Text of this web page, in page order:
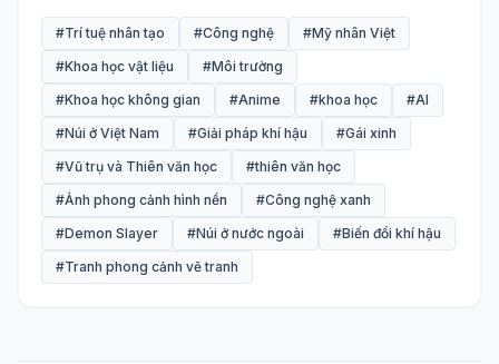
#Trí tuệ nhân tạo #Công nghệ
#Mỹ nhân Việt
#Khoa học vật liệu
#Môi trường
#Khoa học không gian
#Anime #khoa học
#AI
#Núi ở Việt Nam
#Giải pháp khí hậu
#Gái xinh
#Vũ trụ và Thiên văn học
#thiên văn học
#Ảnh phong cảnh hình nền
#Công nghệ xanh
#Demon Slayer
#Núi ở nước ngoài
#Biến đổi khí hậu
#Tranh phong cảnh vẽ tranh